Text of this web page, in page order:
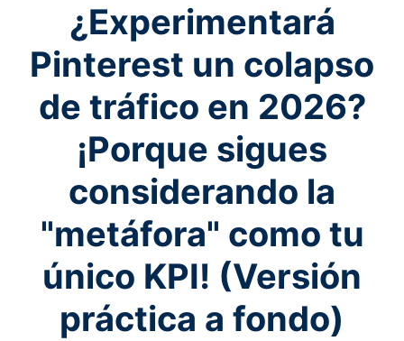
¿Experimentará
Pinterest un colapso
de tráfico en 2026?
¡Porque sigues
considerando la
"metáfora" como tu
único KPI! (Versión
práctica a fondo)